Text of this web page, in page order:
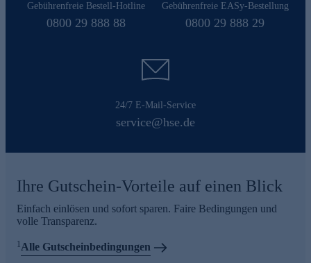
Gebührenfreie Bestell-Hotline
0800 29 888 88
Gebührenfreie EASy-Bestellung
0800 29 888 29
24/7 E-Mail-Service
service@hse.de
Ihre Gutschein-Vorteile auf einen Blick
Einfach einlösen und sofort sparen. Faire Bedingungen und
volle Transparenz.
1Alle Gutscheinbedingungen